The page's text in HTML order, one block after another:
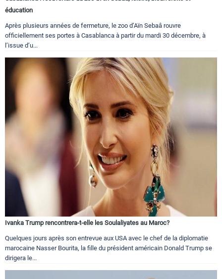
éducation
Après plusieurs années de fermeture, le zoo d’Aïn Sebaâ rouvre
officiellement ses portes à Casablanca à partir du mardi 30 décembre, à
l’issue d’u...
Ivanka Trump rencontrera-t-elle les Soulaliyates au Maroc?
Quelques jours après son entrevue aux USA avec le chef de la diplomatie
marocaine Nasser Bourita, la fille du président américain Donald Trump se
dirigera le...